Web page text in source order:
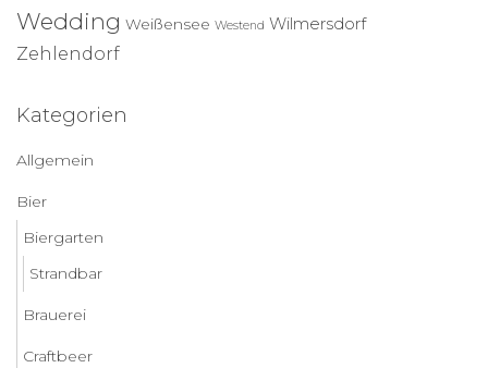
Wedding Weißensee Westend Wilmersdorf
Zehlendorf
Kategorien
Allgemein
Bier
Biergarten
Strandbar
Brauerei
Craftbeer